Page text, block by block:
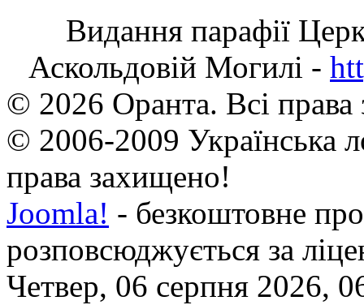
Видання парафії
Аскольдовій Могилі -
© 2026 Оранта. Всі
© 2006-2009 Українська
права захищено!
Joomla! - безкоштовне
розповсюджується за
Четвер, 06 серпня 2026,